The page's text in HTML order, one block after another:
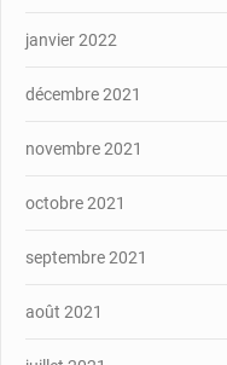
janvier 2022
décembre 2021
novembre 2021
octobre 2021
septembre 2021
août 2021